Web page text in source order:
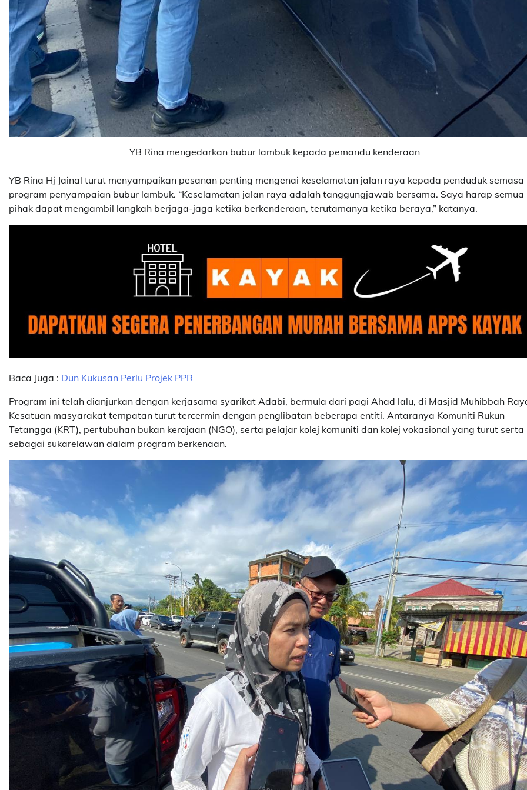
YB Rina mengedarkan bubur lambuk kepada pemandu kenderaan
YB Rina Hj Jainal turut menyampaikan pesanan penting mengenai keselamatan jalan raya kepada penduduk semasa
program penyampaian bubur lambuk. “Keselamatan jalan raya adalah tanggungjawab bersama. Saya harap semua
pihak dapat mengambil langkah berjaga-jaga ketika berkenderaan, terutamanya ketika beraya,” katanya.
Baca Juga : Dun Kukusan Perlu Projek PPR
Program ini telah dianjurkan dengan kerjasama syarikat Adabi, bermula dari pagi Ahad lalu, di Masjid Muhibbah
Kesatuan masyarakat tempatan turut tercermin dengan penglibatan beberapa entiti. Antaranya Komuniti Rukun
Tetangga (KRT), pertubuhan bukan kerajaan (NGO), serta pelajar kolej komuniti dan kolej vokasional yang turut serta
sebagai sukarelawan dalam program berkenaan.